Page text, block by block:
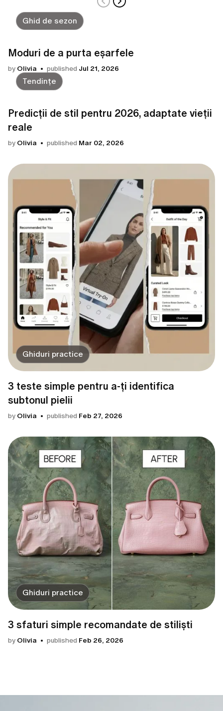
Ghid de sezon
Moduri de a purta eșarfele
by Olivia published Jul 21, 2026
Tendințe
Predicții de stil pentru 2026, adaptate vieții
reale
by Olivia published Mar 02, 2026
Ghiduri practice
3 teste simple pentru a-ți identifica
subtonul pielii
by Olivia published Feb 27, 2026
Ghiduri practice
3 sfaturi simple recomandate de stiliști
by Olivia published Feb 26, 2026